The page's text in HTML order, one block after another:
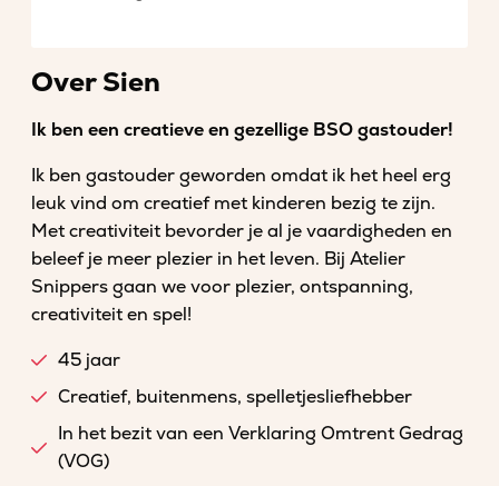
Over Sien
Ik ben een creatieve en gezellige BSO gastouder!
Ik ben gastouder geworden omdat ik het heel erg
leuk vind om creatief met kinderen bezig te zijn.
Met creativiteit bevorder je al je vaardigheden en
beleef je meer plezier in het leven. Bij Atelier
Snippers gaan we voor plezier, ontspanning,
creativiteit en spel!
45 jaar
Creatief, buitenmens, spelletjesliefhebber
In het bezit van een Verklaring Omtrent Gedrag
(VOG)